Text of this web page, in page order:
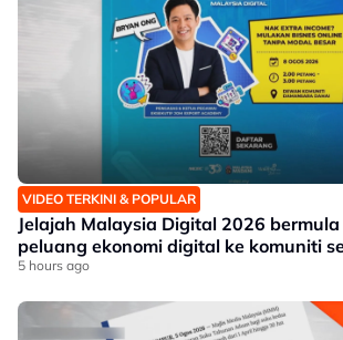
VIDEO TERKINI & POPULAR
Jelajah Malaysia Digital 2026
peluang ekonomi digital ke komuniti
5 hours ago